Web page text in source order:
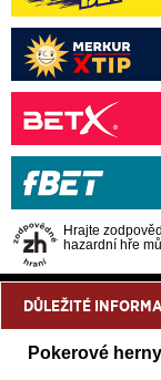
Hrajte
hazardní hře
DŮLEŽITÉ
Pokerové